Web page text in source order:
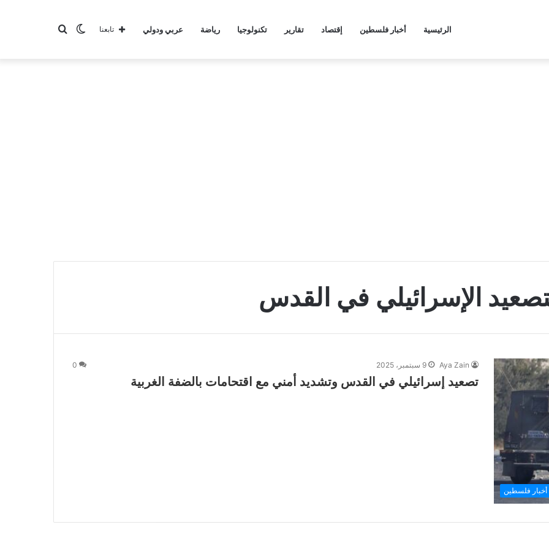
الرئيسية أخبار فلسطين إقتصاد تقارير تكنولوجيا رياضة عربي ودولي بحثالوضع تابعنا
الإسرائيلي في القدس
أخبار فلسطين
Aya Zain 9 سبتمبر، 2025 0
تصعيد إسرائيلي في القدس وتشديد أمني مع اقتحامات بالضفة الغربية